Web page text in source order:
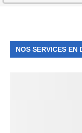
NOS SERVICES EN